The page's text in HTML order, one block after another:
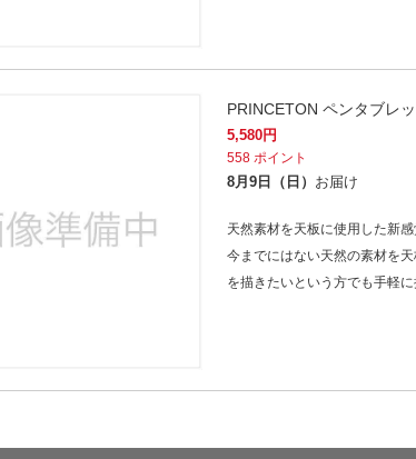
PRINCETON ペンタブレ
5,580円
558 ポイント
8月9日（日） お届け
天然素材を天板に使用した新
今までにはない天然の素材を
を描きたいという方でも手軽